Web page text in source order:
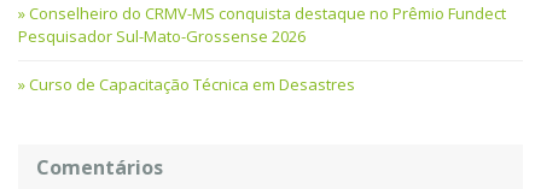
Conselheiro do CRMV-MS conquista destaque no Prêmio Fundect
Pesquisador Sul-Mato-Grossense 2026
Curso de Capacitação Técnica em Desastres
Comentários